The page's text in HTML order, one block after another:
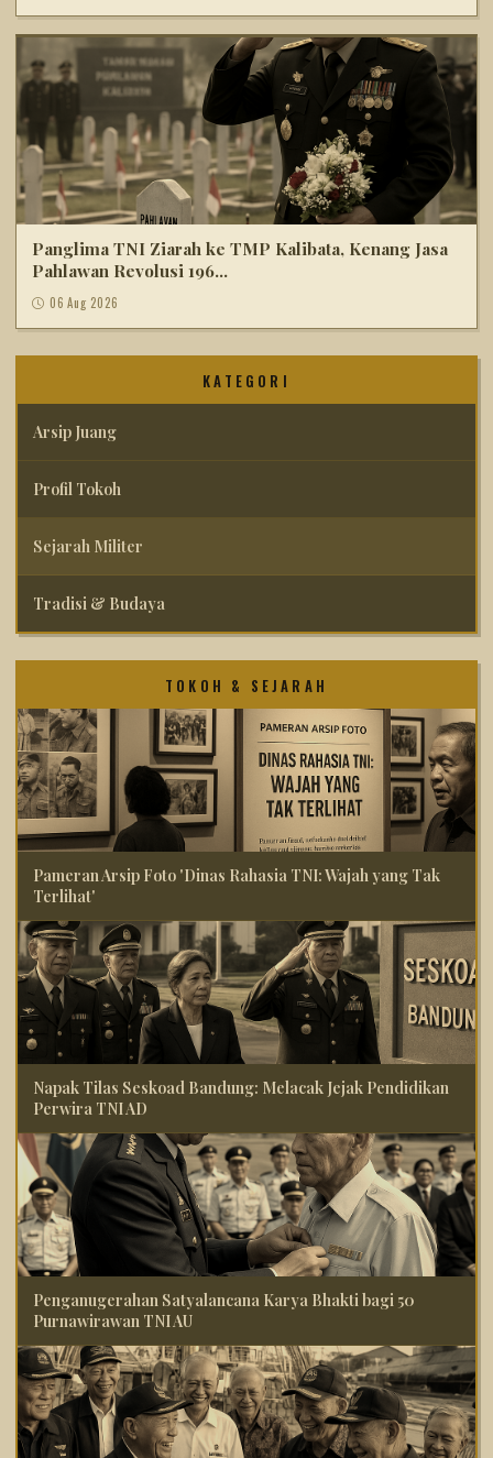
Panglima TNI Ziarah ke TMP Kalibata, Kenang Jasa
Pahlawan Revolusi 196...
06 Aug 2026
KATEGORI
Arsip Juang
Profil Tokoh
Sejarah Militer
Tradisi & Budaya
TOKOH & SEJARAH
Pameran Arsip Foto 'Dinas Rahasia TNI: Wajah yang Tak
Terlihat'
Napak Tilas Seskoad Bandung: Melacak Jejak Pendidikan
Perwira TNI AD
Penganugerahan Satyalancana Karya Bhakti bagi 50
Purnawirawan TNI AU